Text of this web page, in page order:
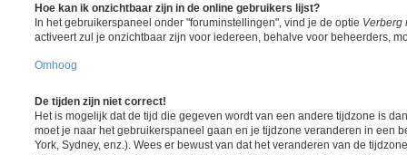
Hoe kan ik onzichtbaar zijn in de online gebruikers lijst?
In het gebruikerspaneel onder "foruminstellingen", vind je de optie Verberg
activeert zul je onzichtbaar zijn voor iedereen, behalve voor beheerders,
Omhoog
De tijden zijn niet correct!
Het is mogelijk dat de tijd die gegeven wordt van een andere tijdzone is
moet je naar het gebruikerspaneel gaan en je tijdzone veranderen in een
York, Sydney, enz.). Wees er bewust van dat het veranderen van de